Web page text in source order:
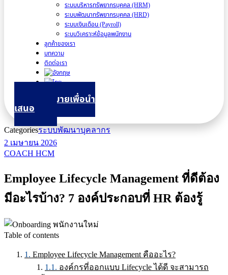
ระบบบริหารทรัพยากรบุคคล (HRM)
ระบบพัฒนาทรัพยากรบุคคล (HRD)
ระบบเงินเดือน (Payroll)
ระบบวิเคราะห์ข้อมูลพนักงาน
ลูกค้าของเรา
บทความ
ติดต่อเรา
นัดหมายเพื่อนำ
เสนอ
Categoriesระบบพัฒนาบุคลากร
2 เมษายน 2026
COACH HCM
Employee Lifecycle Management ที่ดีต้อง
มีอะไรบ้าง? 7 องค์ประกอบที่ HR ต้องรู้
Table of contents
Employee Lifecycle Management คืออะไร?
องค์กรที่ออกแบบ Lifecycle ได้ดี จะสามารถ